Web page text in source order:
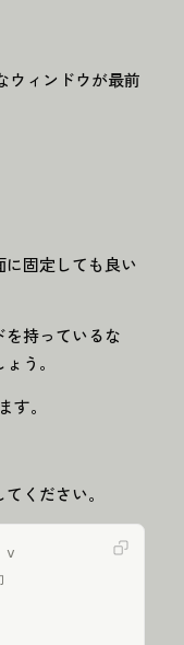
ウィンドウが最前
固定しても良い
を持っているな
う。
す。
ください。
v
コード